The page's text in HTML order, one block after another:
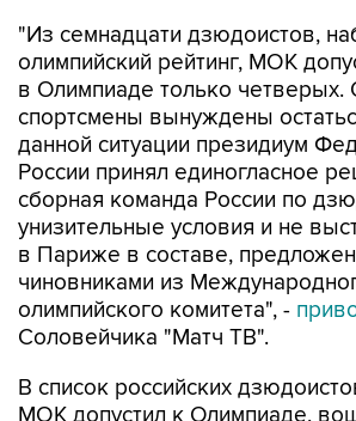
"Из семнадцати дзюдоистов,
олимпийский рейтинг, МОК
в Олимпиаде только четверых.
спортсмены вынуждены
данной ситуации президиум
России принял единогласное
сборная команда России по
унизительные условия и не
в Париже в составе,
чиновниками из
олимпийского комитета", -
Соловейчика "Матч ТВ".
В список российских